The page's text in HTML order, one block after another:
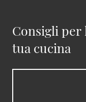
Consigli per
tua cucina